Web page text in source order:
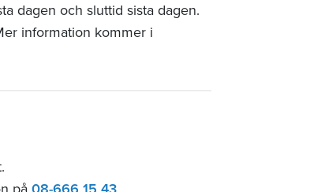
dagen och sluttid sista dagen.
information kommer i